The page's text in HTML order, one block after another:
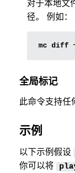
对于本地文
径。 例如：
全局标记
此命令支持任
示例
以下示例假设
你可以将